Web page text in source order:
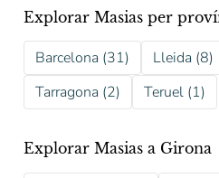
Explorar Masias per
Barcelona (31) Lleida (8)
Tarragona (2)
Teruel (1)
Explorar Masias a Girona